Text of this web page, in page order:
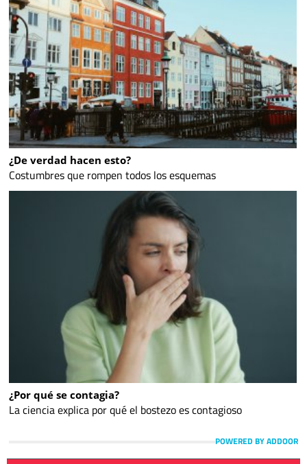
¿De verdad hacen esto?
Costumbres que rompen todos los esquemas
¿Por qué se contagia?
La ciencia explica por qué el bostezo es contagioso
POWERED BY ADDOOR